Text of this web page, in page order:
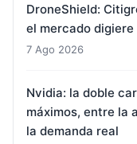
DroneShield:
el mercado
7 Ago 2026
Nvidia: la doble
máximos, entre la
la demanda real